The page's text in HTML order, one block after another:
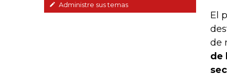
Administre sus temas
El
de
de